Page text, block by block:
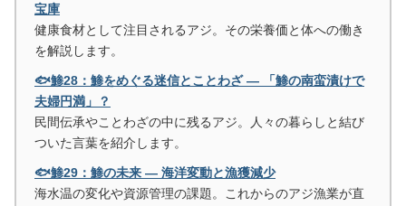
宝庫
健康食材として注目されるアジ。その栄養価と体への働き
を解説します。
🐟鯵28：鯵をめぐる迷信とことわざ ― 「鯵の南蛮漬けで
夫婦円満」？
民間伝承やことわざの中に残るアジ。人々の暮らしと結び
ついた言葉を紹介します。
🐟鯵29：鯵の未来 ― 海洋変動と漁獲減少
海水温の変化や資源管理の課題。これからのアジ漁業が直